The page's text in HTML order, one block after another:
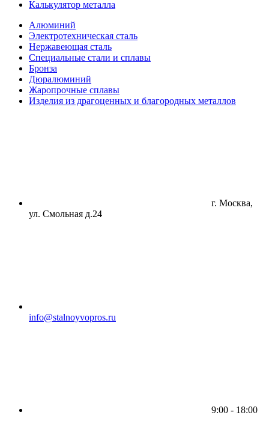
Калькулятор металла
Алюминий
Электротехническая сталь
Нержавеющая сталь
Специальные стали и сплавы
Бронза
Дюралюминий
Жаропрочные сплавы
Изделия из драгоценных и благородных металлов
г. Москва,
ул. Смольная д.24
info@stalnoyvopros.ru
9:00 - 18:00